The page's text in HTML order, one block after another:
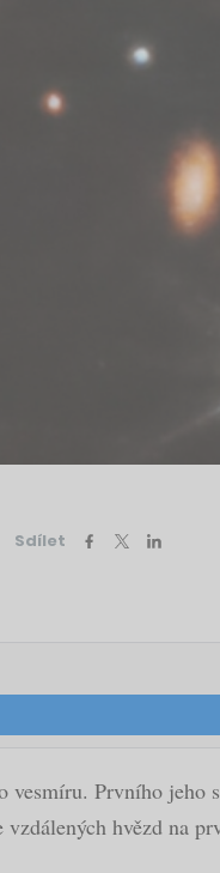
Sdílet
vesmíru. Prvního
hvězd na